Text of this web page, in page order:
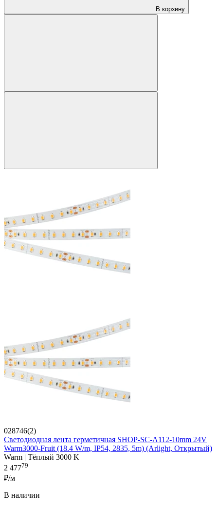
В корзину
028746(2)
Светодиодная лента герметичная SHOP-SC-A112-10mm 24V
Warm3000-Fruit (18.4 W/m, IP54, 2835, 5m) (Arlight, Открытый)
Warm | Тёплый 3000 K
2 47779
₽/м
В наличии